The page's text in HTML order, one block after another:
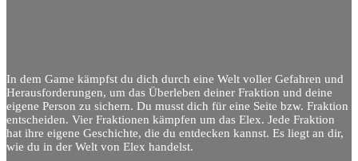
In dem Game kämpfst du dich durch eine Welt voller Gefahren und
Herausforderungen, um das Überleben deiner Fraktion und deine
eigene Person zu sichern. Du musst dich für eine Seite bzw. Fraktion
entscheiden. Vier Fraktionen kämpfen um das Elex. Jede Fraktion
hat ihre eigene Geschichte, die du entdecken kannst. Es liegt an dir,
wie du in der Welt von Elex handelst.